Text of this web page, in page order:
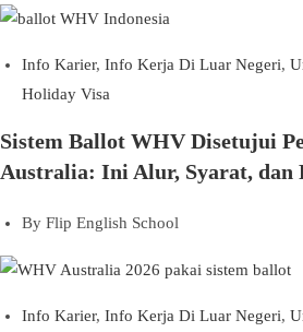
Info Karier, Info Kerja Di Luar Negeri,
Holiday Visa
Sistem Ballot WHV Disetujui
Australia: Ini Alur, Syarat, dan
By Flip English School
Info Karier, Info Kerja Di Luar Negeri,